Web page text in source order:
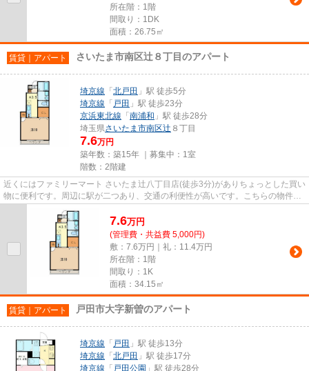
所在階：1階
間取り：1DK
面積：26.75㎡
賃貸｜アパート さいたま市南区辻８丁目のアパート
埼京線 「 北戸田 」駅 徒歩5分
埼京線 「 戸田 」駅 徒歩23分
京浜東北線 「 南浦和 」駅 徒歩28分
埼玉県さいたま市南区辻 ８丁目
7.6万円
築年数：築15年 ｜募集中： 1室
階数：2階建
近くにはファミリーマート さいたま辻八丁目店(徒歩3分)がありちょっとした買い
物に便利です。周辺に駅が二つあり、交通の利便性が高いです。こちらの物件は
7.6万円
(管理費・共益費 5,000円)
敷：7.6万円｜礼：11.4万円
所在階：1階
間取り：1K
面積：34.15㎡
賃貸｜アパート 戸田市大字新曽のアパート
埼京線 「 戸田 」駅 徒歩13分
埼京線 「 北戸田 」駅 徒歩17分
埼京線 「 戸田公園 」駅 徒歩28分